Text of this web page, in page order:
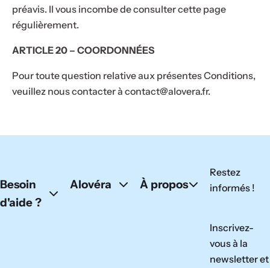
préavis. Il vous incombe de consulter cette page
régulièrement.
ARTICLE 20 – COORDONNÉES
Pour toute question relative aux présentes Conditions,
veuillez nous contacter à contact@alovera.fr.
Besoin
d'aide ?
Alovéra À propos
Restez
informés !
Inscrivez-
vous à la
newsletter et